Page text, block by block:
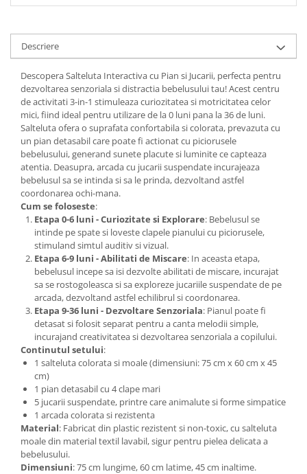
Descriere
Descopera Salteluta Interactiva cu Pian si Jucarii, perfecta pentru
dezvoltarea senzoriala si distractia bebelusului tau! Acest centru
de activitati 3-in-1 stimuleaza curiozitatea si motricitatea celor
mici, fiind ideal pentru utilizare de la 0 luni pana la 36 de luni.
Salteluta ofera o suprafata confortabila si colorata, prevazuta cu
un pian detasabil care poate fi actionat cu piciorusele
bebelusului, generand sunete placute si luminite ce capteaza
atentia. Deasupra, arcada cu jucarii suspendate incurajeaza
bebelusul sa se intinda si sa le prinda, dezvoltand astfel
coordonarea ochi-mana.
Cum se foloseste:
Etapa 0-6 luni - Curiozitate si Explorare: Bebelusul se
intinde pe spate si loveste clapele pianului cu piciorusele,
stimuland simtul auditiv si vizual.
Etapa 6-9 luni - Abilitati de Miscare: In aceasta etapa,
bebelusul incepe sa isi dezvolte abilitati de miscare, incurajat
sa se rostogoleasca si sa exploreze jucariile suspendate de pe
arcada, dezvoltand astfel echilibrul si coordonarea.
Etapa 9-36 luni - Dezvoltare Senzoriala: Pianul poate fi
detasat si folosit separat pentru a canta melodii simple,
incurajand creativitatea si dezvoltarea senzoriala a copilului.
Continutul setului:
1 salteluta colorata si moale (dimensiuni: 75 cm x 60 cm x 45
cm)
1 pian detasabil cu 4 clape mari
5 jucarii suspendate, printre care animalute si forme simpatice
1 arcada colorata si rezistenta
Material: Fabricat din plastic rezistent si non-toxic, cu salteluta
moale din material textil lavabil, sigur pentru pielea delicata a
bebelusului.
Dimensiuni: 75 cm lungime, 60 cm latime, 45 cm inaltime.